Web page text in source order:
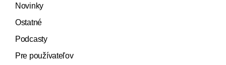
Novinky
Ostatné
Podcasty
Pre používateľov